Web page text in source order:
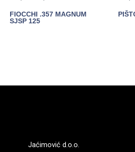
FIOCCHI .357 MAGNUM
SJSP 125
Jaćimović d.o.o.